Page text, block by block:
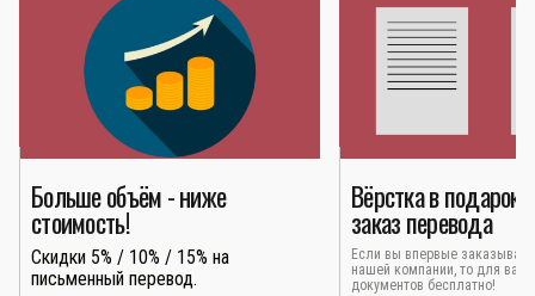
Больше объём - ниже
стоимость!
Скидки 5% / 10% / 15% на
письменный перевод.
Вёрстка в подарок
заказ перевода
Если вы впервые
нашей компании, то для вас
документов бесплатно!